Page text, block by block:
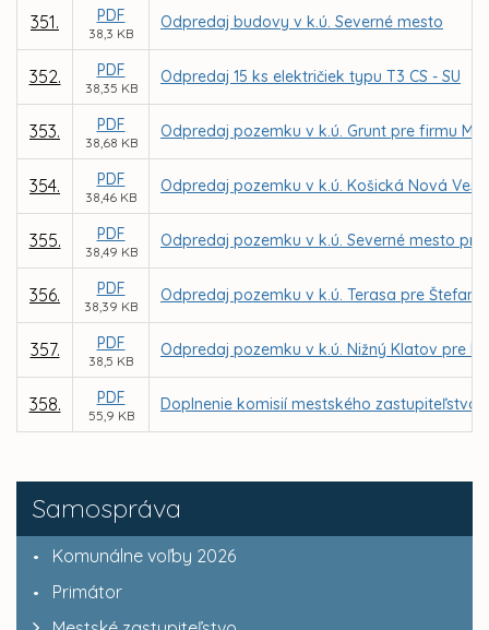
Samospráva
Komunálne voľby 2026
Primátor
351. PDF
38,3 KB
Odpredaj budovy v k.ú. Severné mesto
352. PDF
38,35 KB
Odpredaj 15 ks električiek typu T3 CS - SU
353. PDF
38,68 KB
Odpredaj pozemku v k.ú. Grunt pre firmu
354. PDF
38,46 KB
Odpredaj pozemku v k.ú. Košická Nová Ves
355. PDF
38,49 KB
Odpredaj pozemku v k.ú. Severné mesto
356. PDF
38,39 KB
Odpredaj pozemku v k.ú. Terasa pre
357. PDF
38,5 KB
Odpredaj pozemku v k.ú. Nižný Klatov pre
358. PDF
55,9 KB
Doplnenie komisií mestského zastupiteľstva